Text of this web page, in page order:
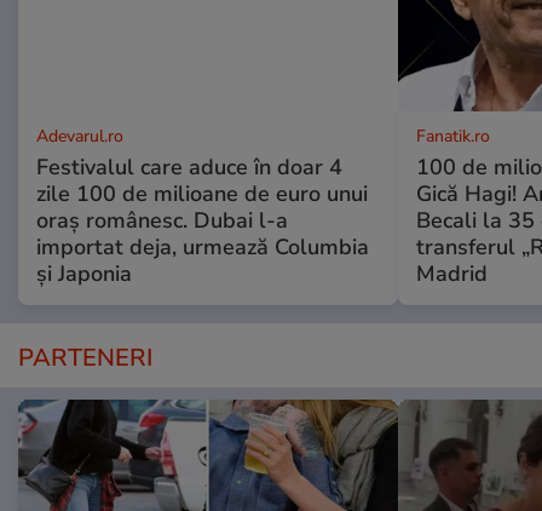
Adevarul.ro
Festivalul care aduce în doar 4
zile 100 de milioane de euro unui
oraș românesc. Dubai l-a
importat deja, urmează Columbia
și Japonia
Fanatik.ro
100 de
Gică Hagi!
Becali la 35
transferul
Madrid
PARTENERI